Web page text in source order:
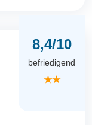
8,4/10
befriedigend
★★